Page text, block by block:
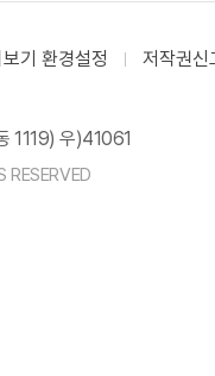
기 환경설정 저작권신
1119) 우)41061